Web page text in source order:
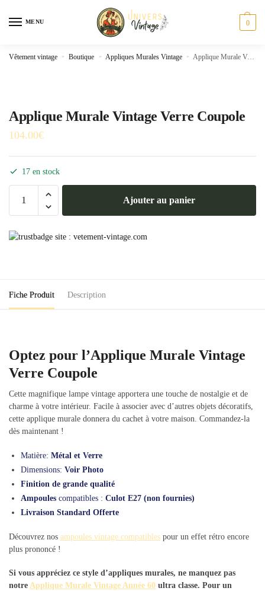
MENU 0
Vêtement vintage » Boutique » Appliques Murales Vintage » Applique Murale Vintage Verre Coupole
Applique Murale Vintage Verre Coupole
104.00€
17 en stock
Murale
Ajouter au panier
Fiche Produit Description
Optez pour l’Applique Murale Vintage
Verre Coupole
Cette magnifique lampe vintage apportera une touche de nostalgie et de
charme à votre intérieur. Facile à associer avec d’autres objets décoratifs,
cette applique murale donnera du cachet à votre maison. Commandez-la
dès maintenant !
Matière: Métal et Verre
Dimensions: Voir Photo
Finition de grande qualité
Ampoules compatibles : Culot E27 (non fournies)
Livraison Standard Offerte
Découvrez nos ampoules vintage compatibles pour un effet rétro encore
plus prononcé !
Si vous appréciez ce style d’appliques murales, ne manquez pas
notre Applique Murale Vintage Année 60 ultra classe. Pour un